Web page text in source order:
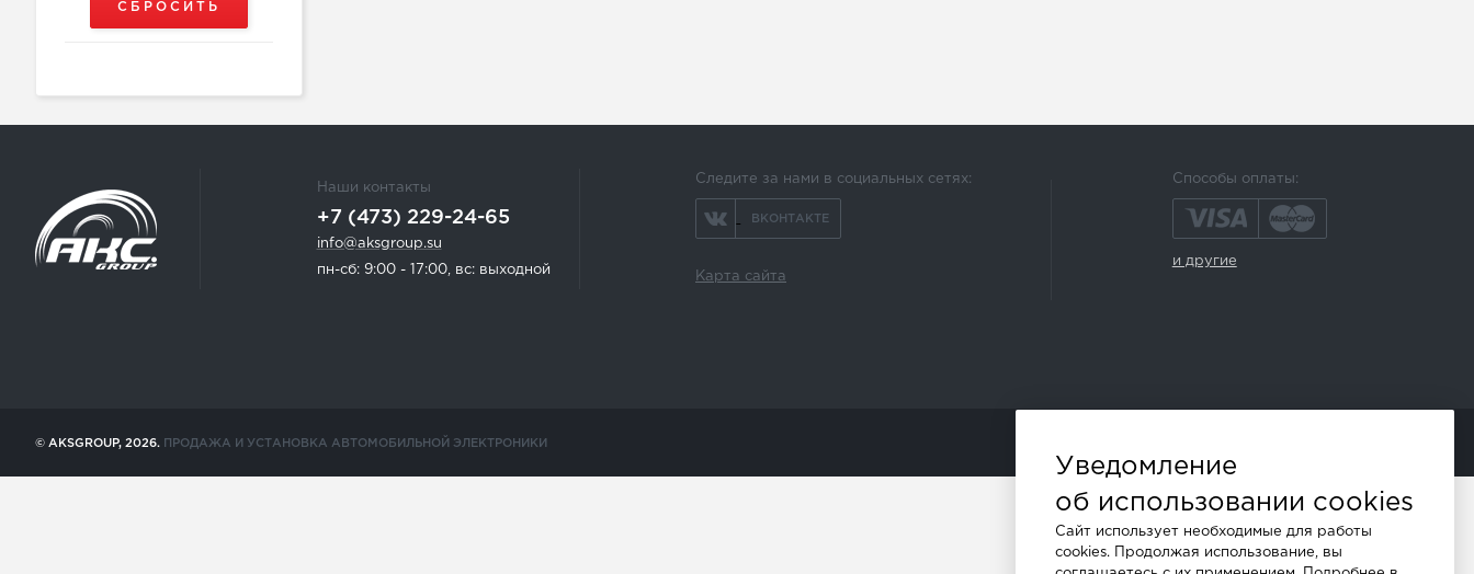
Наши контакты
+7 (473) 229-24-65
info@aksgroup.su
пн-сб: 9:00 - 17:00, вс: выходной
Следите за нами в социальных сетях:
ВКОНТАКТЕ
Карта сайта
Способы оплаты:
и другие
© AKSGROUP, 2026. ПРОДАЖА И УСТАНОВКА АВТОМОБИЛЬНОЙ ЭЛЕКТРОНИКИ
Уведомление
об использовании cookies
Сайт использует необходимые для работы
cookies. Продолжая использование, вы